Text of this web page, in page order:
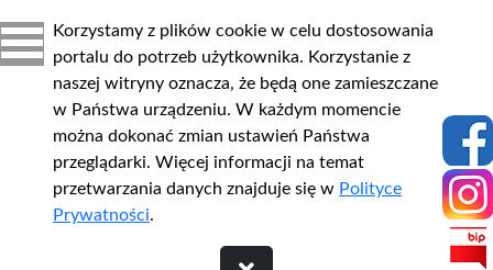
Korzystamy z plików cookie w celu dostosowania
portalu do potrzeb użytkownika. Korzystanie z
naszej witryny oznacza, że będą one zamieszczane
w Państwa urządzeniu. W każdym momencie
można dokonać zmian ustawień Państwa
przeglądarki. Więcej informacji na temat
przetwarzania danych znajduje się w Polityce
Prywatności.